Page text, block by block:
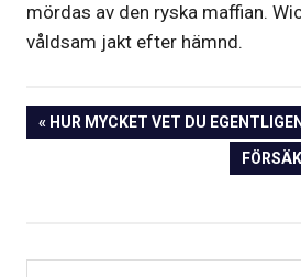
mördas av den ryska maffian.
våldsam jakt efter hämnd.
Inläggsnavigering
PREVIOUS
HUR MYCKET VET DU
NEXT